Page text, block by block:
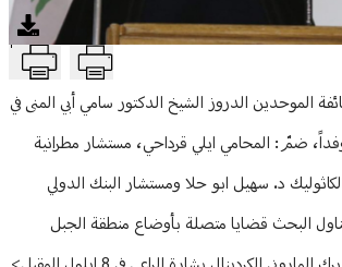
موضع اهتمام وترحيب T
الموحدين الدروز الشيخ الدكتور سامي أبي المنى في
ضمّ: المحامي ايلي قرداحي، مستشار مطرانية
د. سهيل ابو حلا ومستشار البنك الدولي
البحث قضايا متصلة بأوضاع منطقة الجبل